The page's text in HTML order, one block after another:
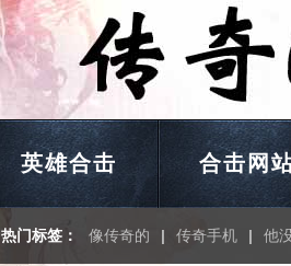
英雄合击 合击网
热门标签： 像传奇的 | 传奇手机 | 他